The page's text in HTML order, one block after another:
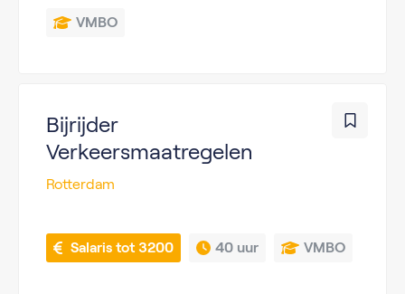
VMBO
Bijrijder
Verkeersmaatregelen
Rotterdam
Salaris tot 3200 40 uur VMBO